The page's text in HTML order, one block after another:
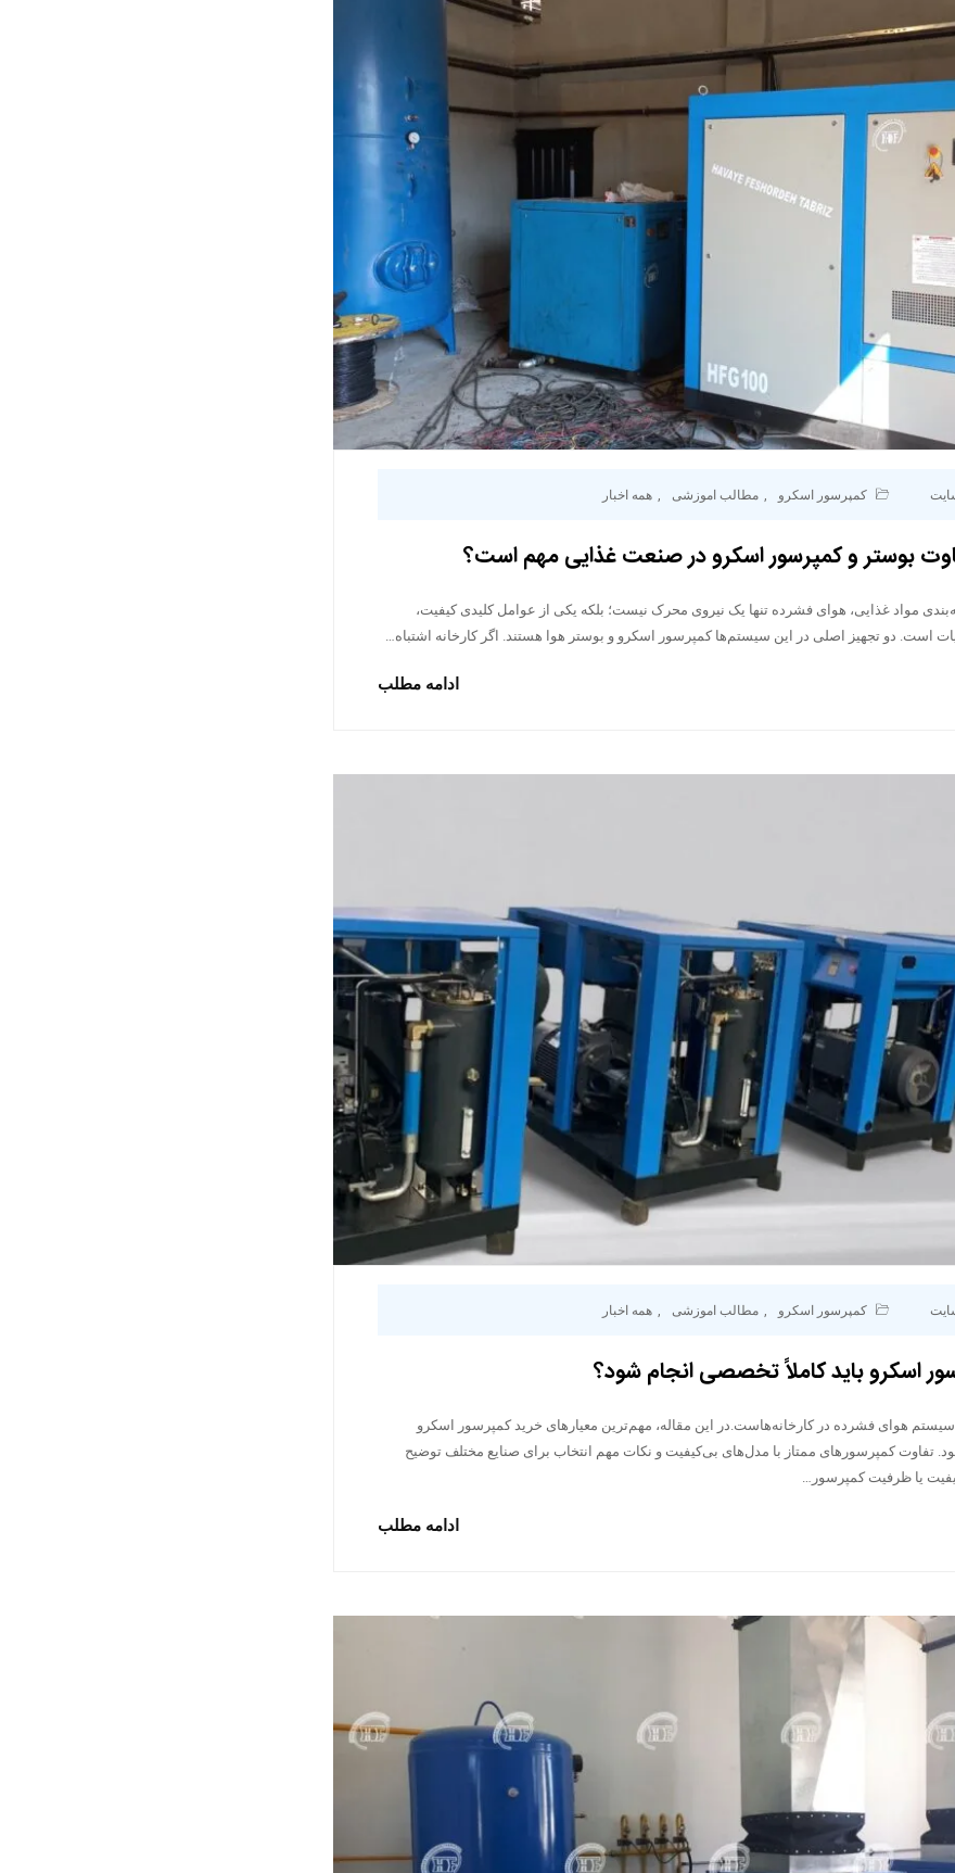
کمپرسور اسکرو مطالب اموزشی همه اخبار
بوستر و کمپرسور اسکرو در صنعت غذایی مهم است؟
مواد غذایی، هوای فشرده تنها یک نیروی محرک نیست؛ بلکه یکی از عوامل کلیدی کیفیت،
است. دو تجهیز اصلی در این سیستم‌ها کمپرسور اسکرو و بوستر هوا هستند. اگر کارخانه اشتباه…
ادامه مطلب
کمپرسور اسکرو , مطالب اموزشی , همه اخبار
اسکرو باید کاملاً تخصصی انجام شود؟
هوای فشرده در کارخانه‌هاست.در این مقاله، مهم‌ترین معیارهای خرید کمپرسور اسکرو
تفاوت کمپرسورهای ممتاز با مدل‌های بی‌کیفیت و نکات مهم انتخاب برای صنایع مختلف توضیح
یا ظرفیت کمپرسور…
ادامه مطلب